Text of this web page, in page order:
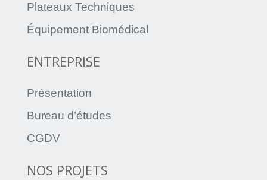
Plateaux Techniques
Équipement Biomédical
ENTREPRISE
Présentation
Bureau d’études
CGDV
NOS PROJETS